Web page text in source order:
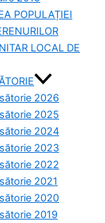
POPULAȚIEI
LOCAL DE
2026
2025
2024
2023
2022
2021
2020
2019